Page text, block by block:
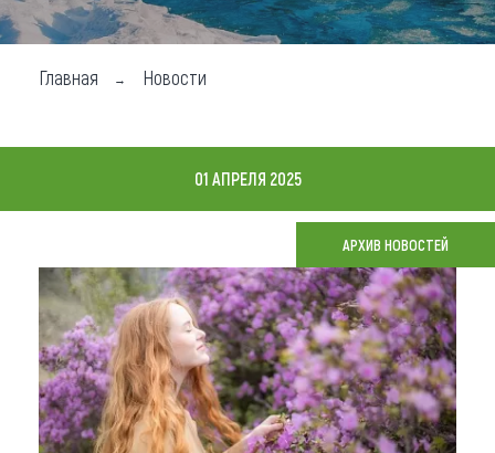
Чем заняться
Где остановиться
Что привезти (сувениры)
О регионе
Коллекция впечатлений
Другие рубрики
Главная Новости
01 АПРЕЛЯ 2025
АРХИВ НОВОСТЕЙ